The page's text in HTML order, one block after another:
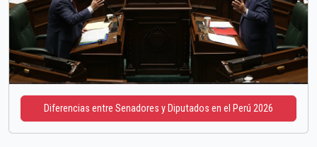
Diferencias entre Senadores y Diputados en el Perú 2026